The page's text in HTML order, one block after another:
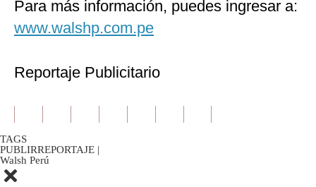
Para más información, puedes ingresar a:
www.walshp.com.pe
Reportaje Publicitario
TAGS
PUBLIRREPORTAJE |
Walsh Perú